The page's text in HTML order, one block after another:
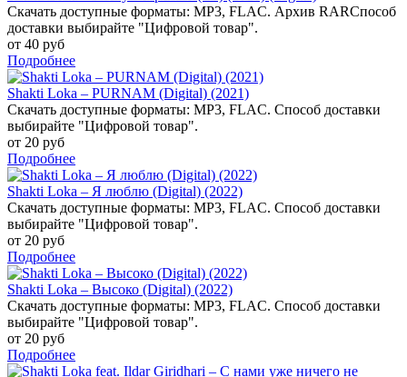
Скачать доступные форматы: MP3, FLAC. Архив RARСпособ
доставки выбирайте "Цифровой товар".
от 40 руб
Подробнее
Shakti Loka – PURNAM (Digital) (2021)
Скачать доступные форматы: MP3, FLAC. Способ доставки
выбирайте "Цифровой товар".
от 20 руб
Подробнее
Shakti Loka – Я люблю (Digital) (2022)
Скачать доступные форматы: MP3, FLAC. Способ доставки
выбирайте "Цифровой товар".
от 20 руб
Подробнее
Shakti Loka – Высоко (Digital) (2022)
Скачать доступные форматы: MP3, FLAC. Способ доставки
выбирайте "Цифровой товар".
от 20 руб
Подробнее